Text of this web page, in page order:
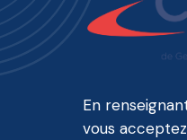
En
vous